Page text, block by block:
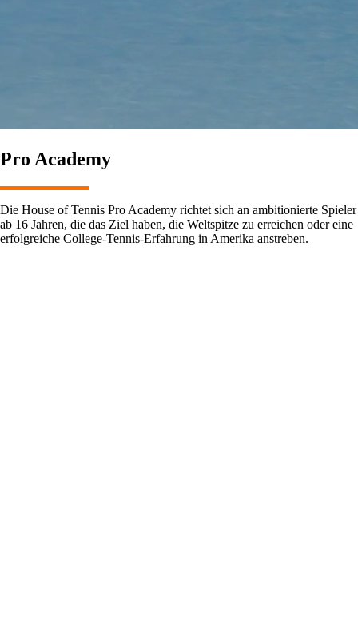
Pro Academy
Die House of Tennis Pro Academy richtet sich an ambitionierte Spieler
ab 16 Jahren, die das Ziel haben, die Weltspitze zu erreichen oder eine
erfolgreiche College-Tennis-Erfahrung in Amerika anstreben.